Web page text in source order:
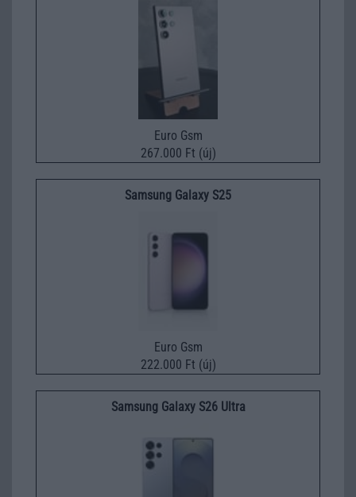
Euro Gsm
267.000 Ft (új)
Samsung Galaxy S25
Euro Gsm
222.000 Ft (új)
Samsung Galaxy S26 Ultra